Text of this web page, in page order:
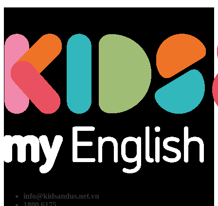
info@kidsandus.net.vn